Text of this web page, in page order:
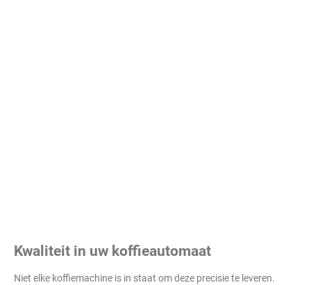
Kwaliteit in uw koffieautomaat
Niet elke koffiemachine is in staat om deze precisie te leveren.